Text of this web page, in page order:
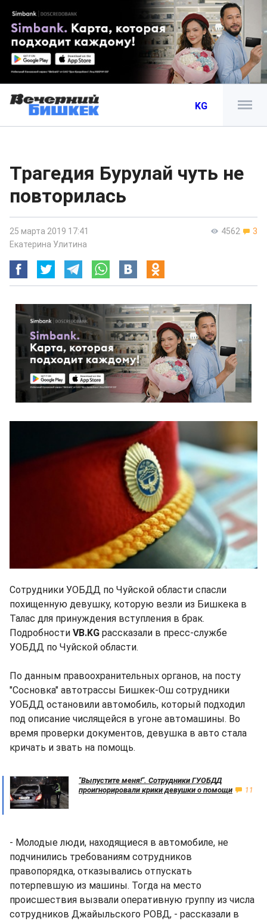
KG
Трагедия Бурулай чуть не
повторилась
4562 3
25 марта 2019 17:41
Екатерина Улитина
Сотрудники УОБДД по Чуйской области спасли
похищенную девушку, которую везли из Бишкека в
Талас для принуждения вступления в брак.
Подробности VB.KG рассказали в пресс-службе
УОБДД по Чуйской области.
По данным правоохранительных органов, на посту
"Сосновка" автотрассы Бишкек-Ош сотрудники
УОБДД остановили автомобиль, который подходил
под описание числящейся в угоне автомашины. Во
время проверки документов, девушка в авто стала
кричать и звать на помощь.
"Выпустите меня!". Сотрудники ГУОБДД
проигнорировали крики девушки о помощи
11
- Молодые люди, находящиеся в автомобиле, не
подчинились требованиям сотрудников
правопорядка, отказывались отпускать
потерпевшую из машины. Тогда на место
происшествия вызвали оперативную группу из числа
сотрудников Джайыльского РОВД, - рассказали в